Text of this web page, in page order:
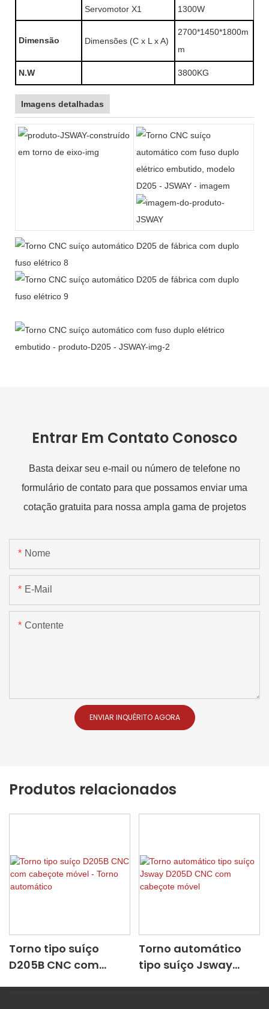
Servomotor X1 1300W
Dimensão Dimensões (C x L x A)
2700*1450*1800m
m
N.W 3800KG
Imagens detalhadas
Entrar Em Contato Conosco
Basta deixar seu e-mail ou número de telefone no
formulário de contato para que possamos enviar uma
cotação gratuita para nossa ampla gama de projetos
Nome
E-Mail
Contente
ENVIAR INQUÉRITO AGORA
Produtos relacionados
Torno tipo suíço
D205B CNC com
Torno automático
tipo suíço Jsway